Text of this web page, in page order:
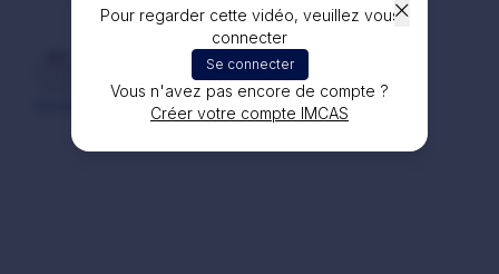
Pour regarder cette vidéo, veuillez vous
connecter
Se connecter
Vous n'avez pas encore de compte ?
Créer votre compte IMCAS
Dr Mohammad KAFAFY il y a 2 ans